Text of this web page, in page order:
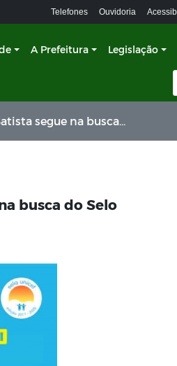
Telefones Ouvidoria
A Prefeitura Legislação
na busca do Selo UNICEF
busca do Selo